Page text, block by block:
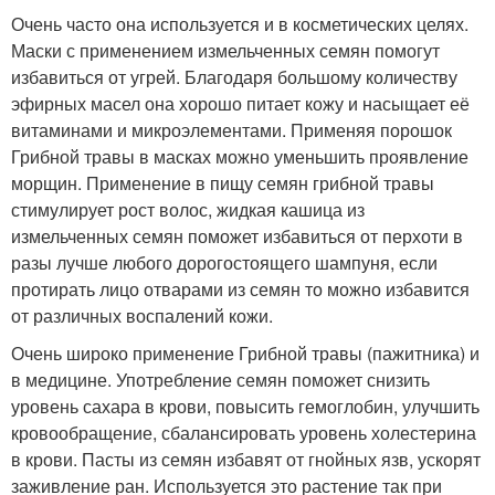
Очень часто она используется и в косметических целях.
Маски с применением измельченных семян помогут
избавиться от угрей. Благодаря большому количеству
эфирных масел она хорошо питает кожу и насыщает её
витаминами и микроэлементами. Применяя порошок
Грибной травы в масках можно уменьшить проявление
морщин. Применение в пищу семян грибной травы
стимулирует рост волос, жидкая кашица из
измельченных семян поможет избавиться от перхоти в
разы лучше любого дорогостоящего шампуня, если
протирать лицо отварами из семян то можно избавится
от различных воспалений кожи.
Очень широко применение Грибной травы (пажитника) и
в медицине. Употребление семян поможет снизить
уровень сахара в крови, повысить гемоглобин, улучшить
кровообращение, сбалансировать уровень холестерина
в крови. Пасты из семян избавят от гнойных язв, ускорят
заживление ран. Используется это растение так при